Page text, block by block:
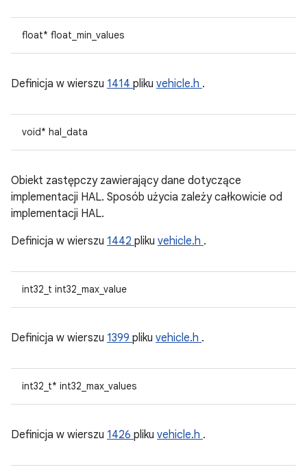
float* float_min_values
Definicja w wierszu 1414 pliku vehicle.h .
void* hal_data
Obiekt zastępczy zawierający dane dotyczące
implementacji HAL. Sposób użycia zależy całkowicie od
implementacji HAL.
Definicja w wierszu 1442 pliku vehicle.h .
int32_t int32_max_value
Definicja w wierszu 1399 pliku vehicle.h .
int32_t* int32_max_values
Definicja w wierszu 1426 pliku vehicle.h .